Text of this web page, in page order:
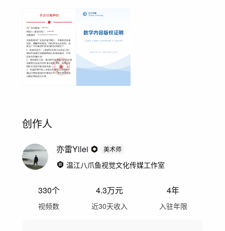
创作人
亦雷Yilei 美术师
温江八爪鱼视觉文化传媒工作室
330个
视频数
4.3万元
近30天收入
4年
入驻年限